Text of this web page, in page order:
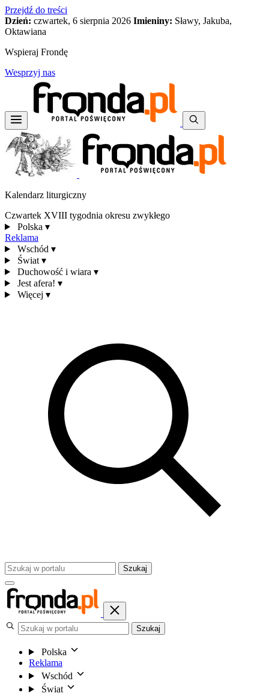
Przejdź do treści
Dzień: czwartek, 6 sierpnia 2026 Imieniny: Sławy, Jakuba,
Oktawiana
Wspieraj Frondę
Wesprzyj nas
Kalendarz liturgiczny
Czwartek XVIII tygodnia okresu zwykłego
Polska ▾
Reklama
Wschód ▾
Świat ▾
Duchowość i wiara ▾
Jest afera! ▾
Więcej ▾
Szukaj
Szukaj
Polska
Reklama
Wschód
Świat